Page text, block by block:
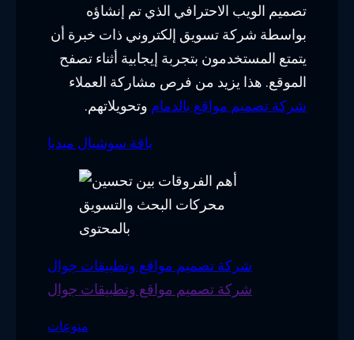
تصميم الويب الاحترافي الذي تم إنشاؤه
بواسطة شركة تسويق إلكتروني ذات خبرة أن
يتمتع المستخدمون بتجربة إيجابية أثناء تصفح
الموقع. هذا يزيد من فرص مشاركة العملاء
شركة تصميم مواقع بالدمام وتحويلاتهم.
باقة سوشيال ميديا
شركة تصميم مواقع وتطبيقات جوال
شركة تصميم مواقع وتطبيقات جوال
منوعات